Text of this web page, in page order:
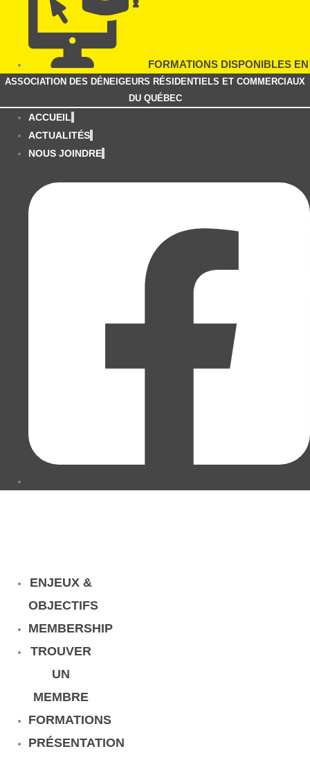
contenu
FORMATIONS DISPONIBLES EN
LIGNE
ASSOCIATION DES DÉNEIGEURS RÉSIDENTIELS ET COMMERCIAUX
DU QUÉBEC
ACCUEIL
ACTUALITÉS
NOUS JOINDRE
ENJEUX &
OBJECTIFS
MEMBERSHIP
TROUVER
UN
MEMBRE
FORMATIONS
PRÉSENTATION